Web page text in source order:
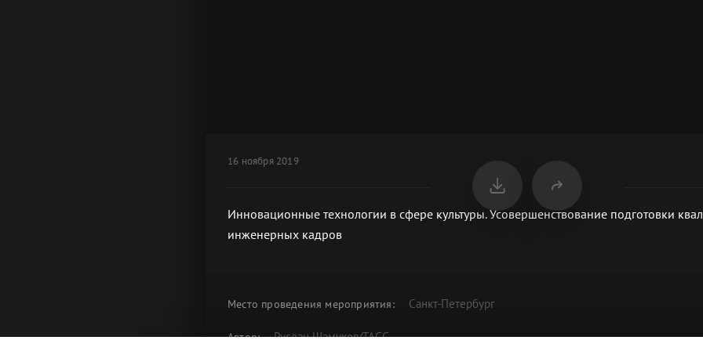
16 ноября 2019
Инновационные технологии в сфере культуры. Усовершенствование подготовки
инженерных кадров
Место проведения мероприятия: Санкт-Петербург
Автор: Руслан Шамуков/ТАСС